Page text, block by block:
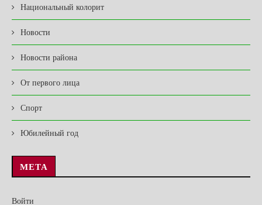
Национальный колорит
Новости
Новости района
От первого лица
Спорт
Юбилейный год
МЕТА
Войти